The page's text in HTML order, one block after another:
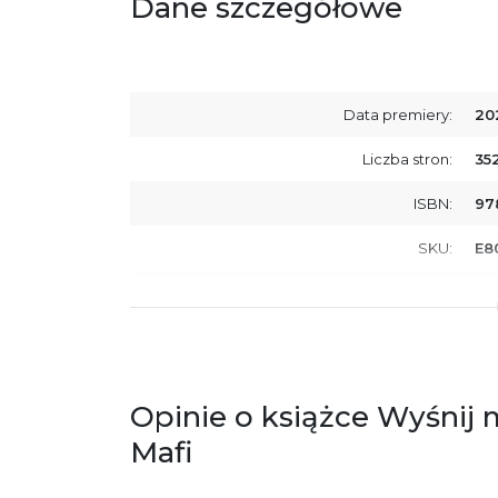
Dane szczegółowe
Data premiery:
Liczba stron:
ISBN:
SKU:
zgodność produktu z przepisami:
ul.
Ostrzeżenia oraz informacje dotyczące
Opinie o książce Wyśnij
Mafi